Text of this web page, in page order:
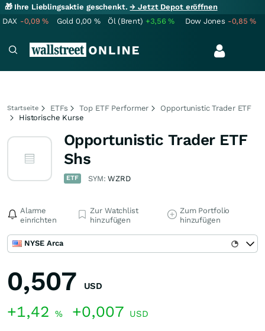
🎁 Ihre Lieblingsaktie geschenkt.→ Jetzt Depot eröffnen
DAX -0,09% Gold 0,00 % Öl (Brent) +3,56% Dow Jones -0,85%
Startseite ETFs Top ETF Performer
Opportunistic Trader ETF
Historische Kurse
Opportunistic Trader ETF
Shs
ETF SYM:WZRD
Alarme
einrichten
Zur Watchlist
hinzufügen
Zum Portfolio
hinzufügen
NYSE Arca
0,507 USD
+1,42 % +0,007 USD